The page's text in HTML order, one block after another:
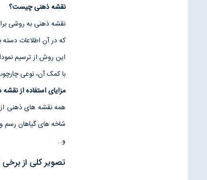
نقشه ذهنی چیست؟
نقشه ذهنی به روشی
که در آن اطلاعات
این روش از ترسیم
با کمک آن، نوعی
مزایای استفاده از
همه نقشه های ذهنی از
شاخه های گیاهان رسم
و…
تصویر کلی از